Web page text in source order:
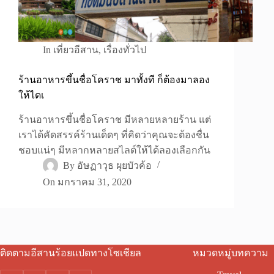
In เที่ยวอีสาน, เรื่องทั่วไป
ร้านอาหารขึ้นชื่อโคราช มาทั้งที ก็ต้องมาลอง
ให้ไดเ
ร้านอาหารขึ้นชื่อโคราช มีหลายหลายร้าน แต่
เราได้คัดสรรค์ร้านเด็ดๆ ที่คิดว่าคุณจะต้องชื่น
ชอบแน่ๆ มีหลากหลายสไลต์ให้ได้ลองเลือกกัน
By อัษฏาวุธ ผุยบัวค้อ
On มกราคม 31, 2020
ติดตามอีสานร้อยแปดทางโซเชียล หมวดหมู่บทความ